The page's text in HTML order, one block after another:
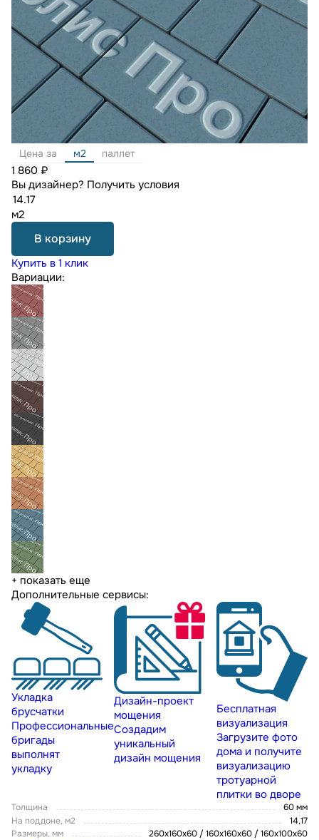
Цена за м2 паллет
1 860 ₽
Вы дизайнер? Получить условия
м2
В корзину
Купить в 1 клик
Вариации:
+ показать еще
Дополнительные сервисы:
Укладка
брусчатки
Профессиональные
бригады
выполнят
укладку
Дизайн-проект
мощения
Создадим
уникальный
дизайн мощения
Бесплатная
визуализация
Загрузите фото
дома и получите
визуализацию
тротуарной
плитки во дворе
Толщина
60 мм
На поддоне, м2
14,17
Размеры, мм
260х160х60 / 160х160х60 / 160х100х60